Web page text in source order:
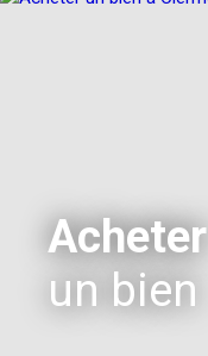
Acheter
un bien